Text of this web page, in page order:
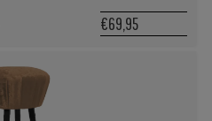
€69,95